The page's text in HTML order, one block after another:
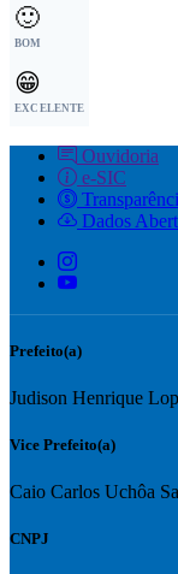
🙂
BOM
😁
EXCELENTE
Ouvidoria
e-SIC
Dados
Prefeito(a)
Judison Henrique
Vice Prefeito(a)
Caio Carlos Uchôa
CNPJ